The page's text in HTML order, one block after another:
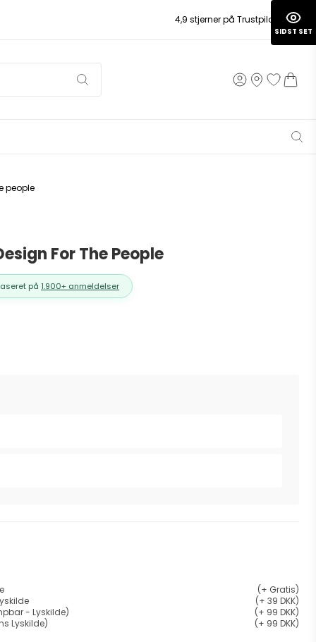
4,9 stjerner på Trustpilot
people
For The People
på 1.900+ anmeldelser
(+ Gratis)
(+ 39 DKK)
- Lyskilde)
(+ 99 DKK)
Lyskilde)
(+ 99 DKK)
SIDST SET